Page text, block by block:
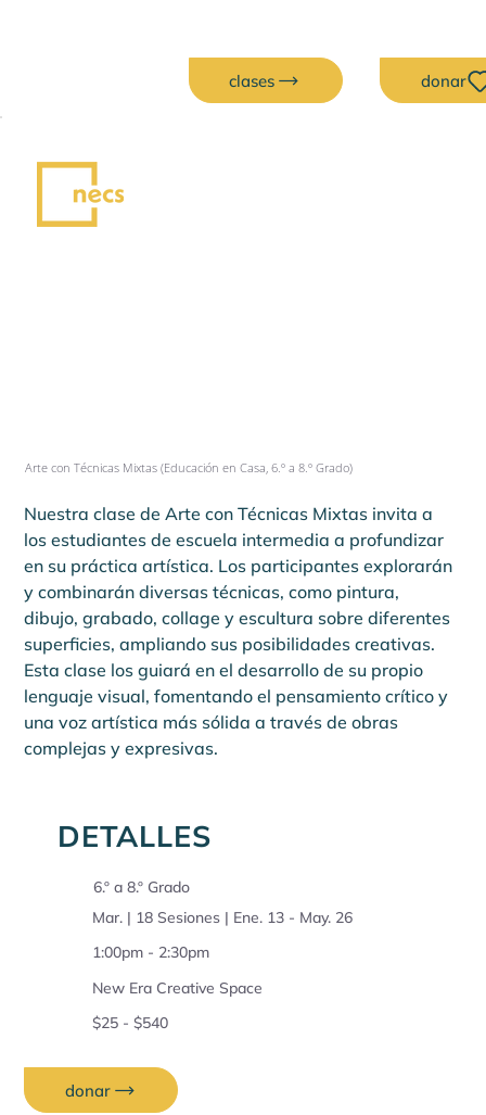
clases donar
Arte con Técnicas Mixtas (Educación en Casa, 6.º a 8.º Grado)
Nuestra clase de Arte con Técnicas Mixtas invita a
los estudiantes de escuela intermedia a profundizar
en su práctica artística. Los participantes explorarán
y combinarán diversas técnicas, como pintura,
dibujo, grabado, collage y escultura sobre diferentes
superficies, ampliando sus posibilidades creativas.
Esta clase los guiará en el desarrollo de su propio
lenguaje visual, fomentando el pensamiento crítico y
una voz artística más sólida a través de obras
complejas y expresivas.
DETALLES
6.º a 8.º Grado
Mar. | 18 Sesiones | Ene. 13 - May. 26
1:00pm - 2:30pm
New Era Creative Space
$25 - $540
donar